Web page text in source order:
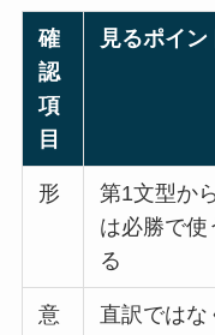
確
認
項
目
見るポイン
形
第1文型か
は必勝で使
る
意
直訳ではな